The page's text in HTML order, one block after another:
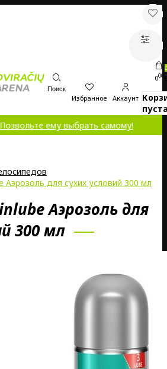
Поиск
Избранное Аккаунт
0
000
ему выбрать самому!
Аэрозоль для сухих условий 300 мл
Аэрозоль для
300 мл